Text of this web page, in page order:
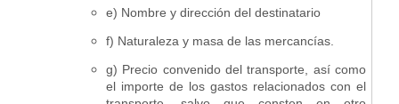
e) Nombre y dirección del destinatario
f) Naturaleza y masa de las mercancías.
g) Precio convenido del transporte, así como
el importe de los gastos relacionados con el